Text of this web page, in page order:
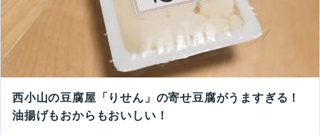
西小山の豆腐屋「りせん」の寄せ豆腐がうますぎる！
油揚げもおからもおいしい！